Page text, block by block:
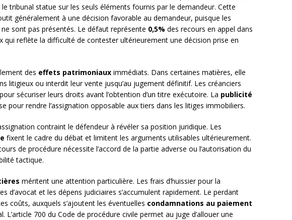
tribunal statue sur les seuls éléments fournis par le demandeur. Cette
généralement à une décision favorable au demandeur, puisque les
sont pas présentés. Le défaut représente 0,5% des recours en appel dans
qui reflète la difficulté de contester ultérieurement une décision prise en
des effets patrimoniaux immédiats. Dans certaines matières, elle
litigieux ou interdit leur vente jusqu’au jugement définitif. Les créanciers
sécuriser leurs droits avant l’obtention d’un titre exécutoire. La publicité
pour rendre l’assignation opposable aux tiers dans les litiges immobiliers.
contraint le défendeur à révéler sa position juridique. Les
fixent le cadre du débat et limitent les arguments utilisables ultérieurement.
de procédure nécessite l’accord de la partie adverse ou l’autorisation du
tactique.
méritent une attention particulière. Les frais d’huissier pour la
d’avocat et les dépens judiciaires s’accumulent rapidement. Le perdant
coûts, auxquels s’ajoutent les éventuelles condamnations au paiement
L’article 700 du Code de procédure civile permet au juge d’allouer une